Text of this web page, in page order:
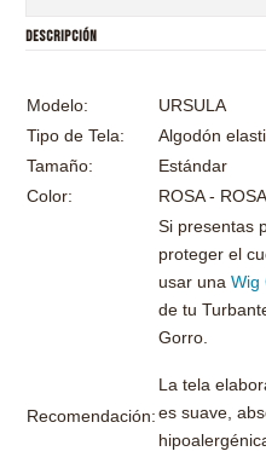
DESCRIPCIÓN
Modelo:
URSULA
Tipo de Tela:
Algodón
Tamaño:
Estándar
Color:
ROSA -
Recomendación:
Si presentas
proteger el
usar una Wig
de tu
Gorro.
La tela
es suave,